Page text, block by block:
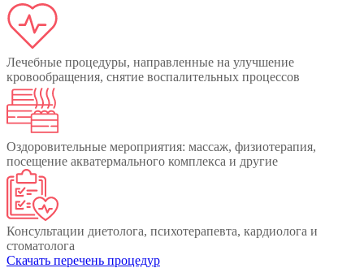
Лечебные процедуры, направленные на улучшение
кровообращения, снятие воспалительных процессов
Оздоровительные мероприятия: массаж, физиотерапия,
посещение акватермального комплекса и другие
Консультации диетолога, психотерапевта, кардиолога и
стоматолога
Скачать перечень процедур